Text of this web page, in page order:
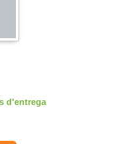
d'entrega